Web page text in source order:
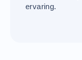
ervaring.